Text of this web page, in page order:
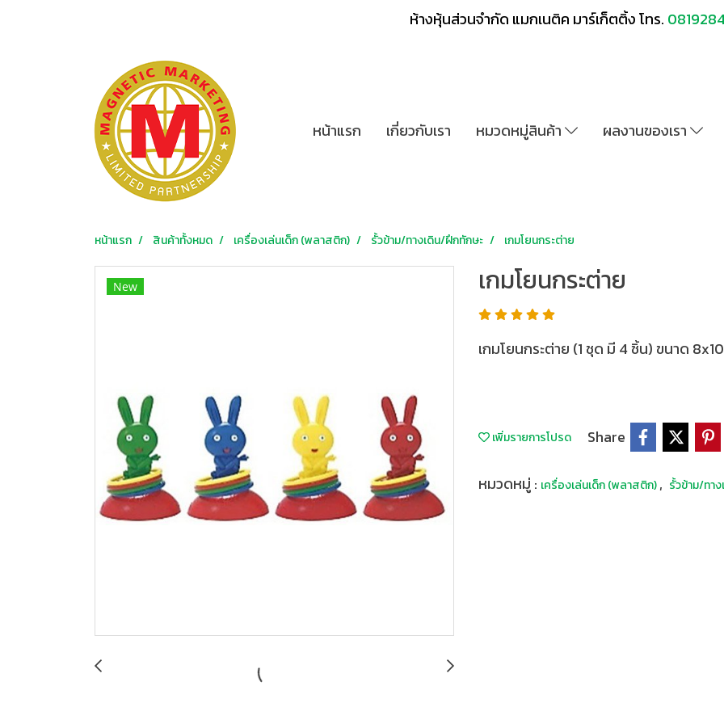
ห้างหุ้นส่วนจำกัด แมกเนติค มาร์เก็ตติ้ง โทร.
หน้าแรก เกี่ยวกับเรา หมวดหมู่สินค้า ผลงานของเรา
หน้าแรก สินค้าทั้งหมด เครื่องเล่นเด็ก (พลาสติก) รั้วข้าม/ทางเดิน/ฝึกทักษะ เกมโยนกระต่าย
New เกมโยนกระต่าย
เกมโยนกระต่าย (1 ชุด มี 4 ชิ้น) ขนาด
เพิ่มรายการโปรด Share
หมวดหมู่ : เครื่องเล่นเด็ก (พลาสติก), รั้วข้าม/ทา